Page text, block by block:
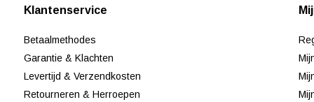
Klantenservice
Betaalmethodes
Garantie & Klachten
Levertijd & Verzendkosten
Retourneren & Herroepen